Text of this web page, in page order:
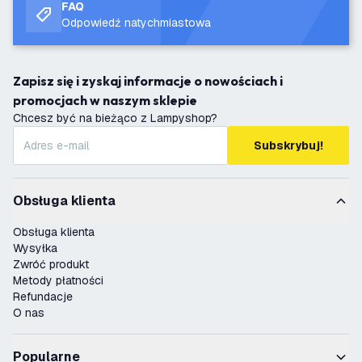
FAQ
Odpowiedź natychmiastowa
Zapisz się i zyskaj informacje o nowościach i
promocjach w naszym sklepie
Chcesz być na bieżąco z Lampyshop?
Subskrybuj!
Obsługa klienta
Obsługa klienta
Wysyłka
Zwróć produkt
Metody płatności
Refundacje
O nas
Popularne